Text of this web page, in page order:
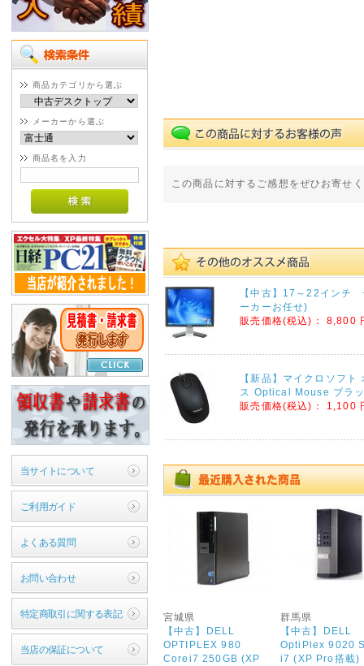
商品カテゴリから選ぶ
メーカーから選ぶ
商品名を入力
当サイトについて
ご利用ガイド
よくある質問
お問い合わせ
特定商取引に関する表記
当店の保証について
この商品に対するご感想をぜひお寄せ
【中古】17～22イン
ーカーお任せ)
販売価格(税込)：
8,800
【新品】マイクロソフト
ス Optical Mouse ブラ
販売価格(税込)：
1,100
宮城県
【中古】DELL
OPTIPLEX 980
Corei7 250GB (XP
群馬県
【中古】DELL
OptiPlex 9020
i7 (XP Pro搭載)